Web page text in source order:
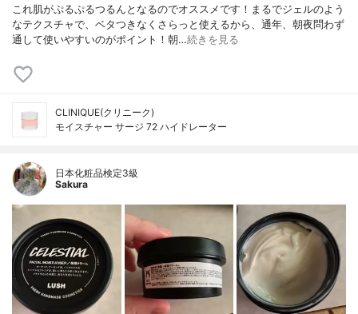
これ肌がぷるぷるつるんとなるのでオススメです！まるでジェルのよう
なテクスチャで、ベタつきなくさらっと使えるから、通年、朝夜問わず
通して使いやすいのがポイント！朝…続きを見る
CLINIQUE(クリニーク)
モイスチャー サージ 72 ハイドレーター
日本化粧品検定3級
Sakura